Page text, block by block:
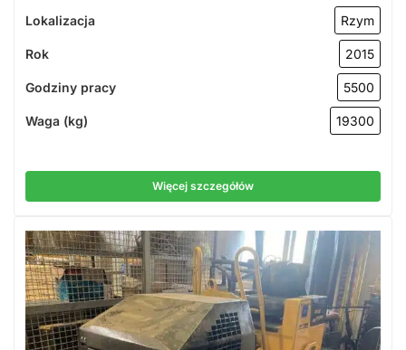
Lokalizacja Rzym
Rok 2015
Godziny pracy 5500
Waga (kg) 19300
Więcej szczegółów